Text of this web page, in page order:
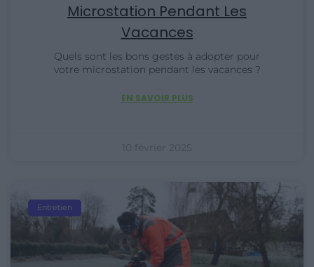
Microstation Pendant Les
Vacances
Quels sont les bons gestes à adopter pour
votre microstation pendant les vacances ?
EN SAVOIR PLUS
10 février 2025
Entretien